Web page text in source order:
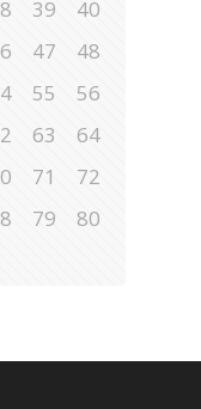
39
40
47
48
55
56
63
64
71
72
79
80